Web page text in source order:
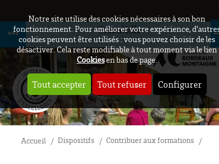
Notre site utilise des cookies nécessaires à son bon
fonctionnement. Pour améliorer votre expérience,
cookies peuvent être utilisés : vous pouvez choisir de les
désactiver. Cela reste modifiable à tout moment via le lien
Cookiesen bas de page.
Tout accepter Tout refuser Configurer
Crisalidh
Accueil Dispositifs Contribuer aux formations